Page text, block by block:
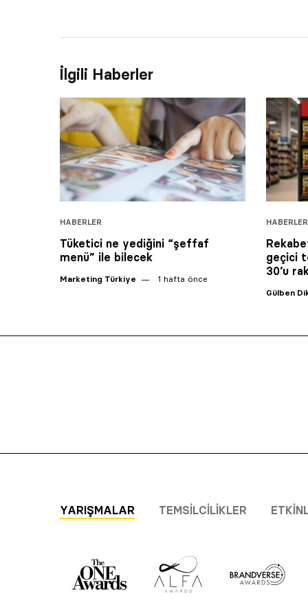
İlgili Haberler
HABERLER
Tüketici ne yediğini “şeffaf
menü” ile bilecek
Marketing Türkiye 1 hafta önce
HABERLER
geçici
30’u
Gülben
YARIŞMALAR TEMSILCILIKLER